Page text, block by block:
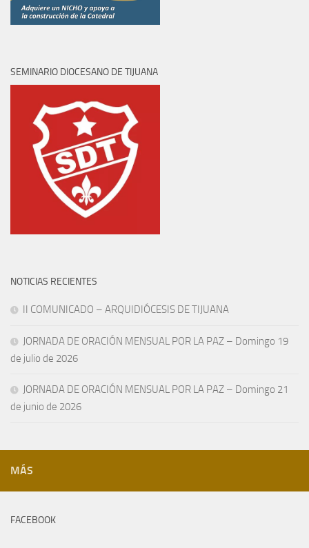
SEMINARIO DIOCESANO DE TIJUANA
NOTICIAS RECIENTES
II COMUNICADO – ARQUIDIÓCESIS DE TIJUANA
JORNADA DE ORACIÓN MENSUAL POR LA PAZ – Domingo 19
de julio de 2026
JORNADA DE ORACIÓN MENSUAL POR LA PAZ – Domingo 21
de junio de 2026
MÁS
FACEBOOK